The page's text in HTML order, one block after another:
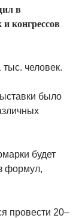
в
конгрессов
человек.
было
будет
формул,
провести 20–